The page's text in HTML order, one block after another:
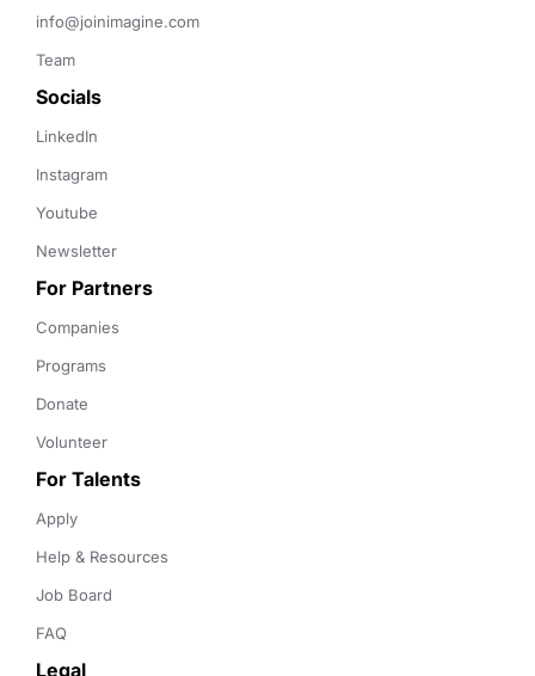
info@joinimagine.com
Team
Socials
LinkedIn
Instagram
Youtube
Newsletter
For Partners
Companies
Programs
Donate
Volunteer
For Talents
Apply
Help & Resources
Job Board
FAQ
Legal